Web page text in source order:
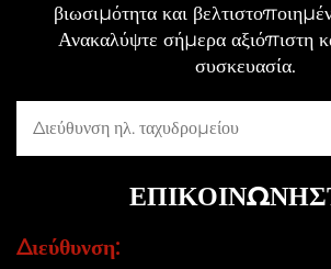
βιωσιμότητα και
Ανακαλύψτε σήμερα αξιόπιστη
συσκευασία.
Διεύθυνση: